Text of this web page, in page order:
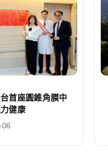
首座圓錐角膜中
健康
06